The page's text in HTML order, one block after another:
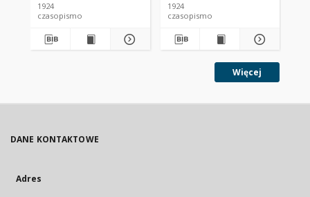
1924
czasopismo
1924
czasopismo
Więcej
DANE KONTAKTOWE
Adres